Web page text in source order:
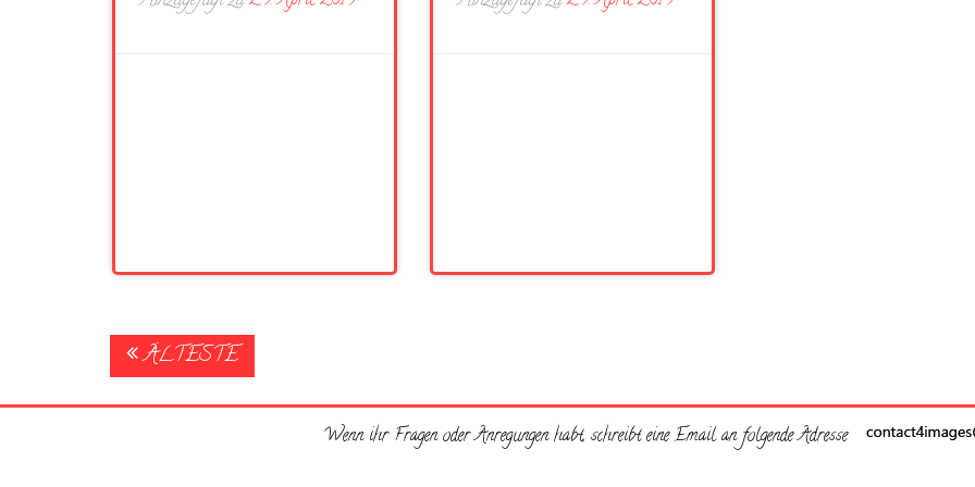
Posts
navigation
ÄLTESTE
Wenn ihr Fragen oder Anregungen habt, schreibt eine Email an folgende Adresse